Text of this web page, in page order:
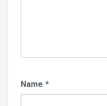
Name *